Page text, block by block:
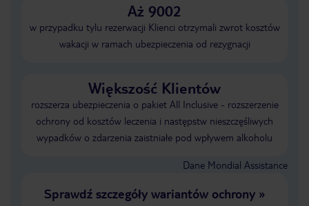
Aż 9002
w przypadku tylu rezerwacji Klienci otrzymali zwrot kosztów
wakacji w ramach ubezpieczenia od rezygnacji
Większość Klientów
rozszerza ubezpieczenia o pakiet All Inclusive - rozszerzenie
ochrony od kosztów leczenia i następstw nieszczęśliwych
wypadków o zdarzenia zaistniałe pod wpływem alkoholu
Dane Mondial Assistance
Sprawdź szczegóły wariantów ochrony»